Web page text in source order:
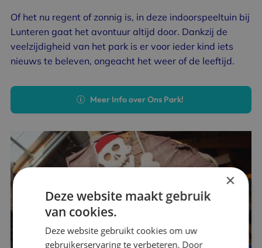
Of het nu regent of zonnig is, in deze indoorspeeltuin bij
Lunteren gaat het avontuur altijd door. Dankzij de
veelzijdigheid van het park is er voor ieder kind iets
nieuws te beleven, ongeacht het weer of de leeftijd.
Meer Info over Ons Park!
×
Deze website maakt gebruik
van cookies.
Deze website gebruikt cookies om uw
gebruikerservaring te verbeteren. Door